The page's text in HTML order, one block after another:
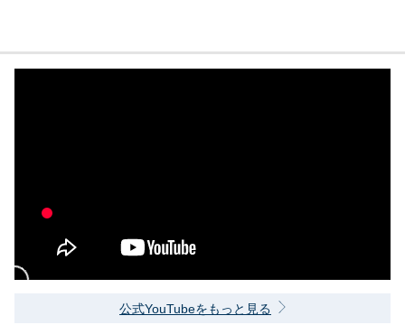
公式YouTubeをもっと見る